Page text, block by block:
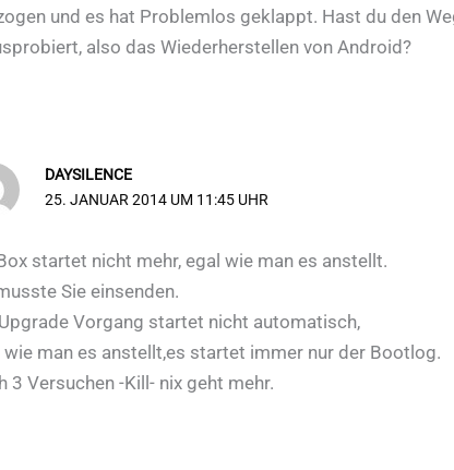
und es hat Problemlos geklappt. Hast du den
also das Wiederherstellen von Android?
DAYSILENCE
25. JANUAR 2014 UM 11:45 UHR
startet nicht mehr, egal wie man es anstellt.
Sie einsenden.
Vorgang startet nicht automatisch,
wie man es anstellt,es startet immer nur der Bootlog.
3 Versuchen -Kill- nix geht mehr.